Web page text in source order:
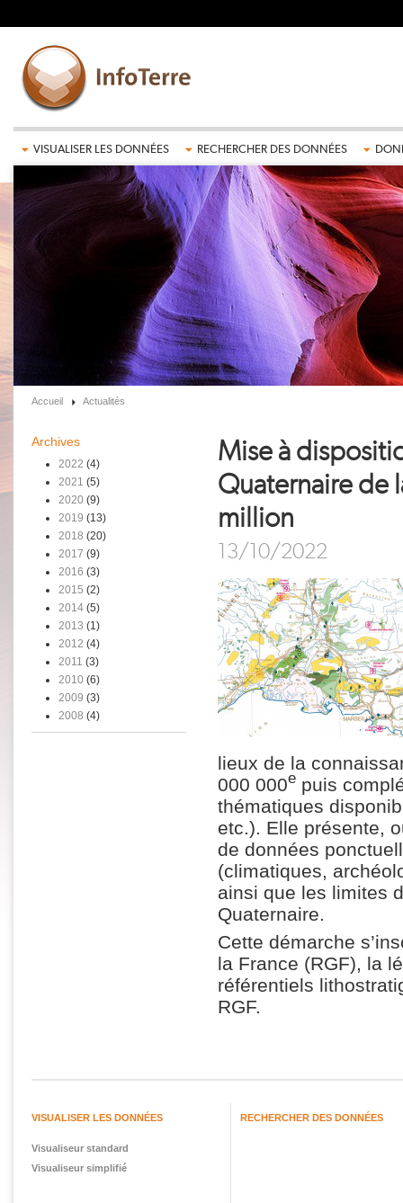
VISUALISER LES DONNÉES RECHERCHER DES DONNÉES
Accueil Actualités
Archives
2022 (4)
2021 (5)
2020 (9)
2019 (13)
2018 (20)
2017 (9)
2016 (3)
2015 (2)
2014 (5)
2013 (1)
2012 (4)
2011 (3)
2010 (6)
2009 (3)
2008 (4)
Mise à
Quaternaire de
million
13/10/2022
lieux de la
000 000e puis
thématiques
etc.). Elle présente,
de données
(climatiques,
ainsi que les limites
Quaternaire.
Cette démarche
la France (RGF), la
référentiels
RGF.
VISUALISER LES DONNÉES
Visualiseur standard
Visualiseur simplifié
RECHERCHER DES DONNÉES